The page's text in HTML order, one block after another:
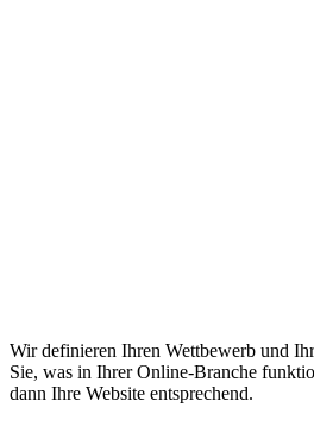
Wir definieren Ihren Wettbewerb und
Sie, was in Ihrer Online-Branche
dann Ihre Website entsprechend.